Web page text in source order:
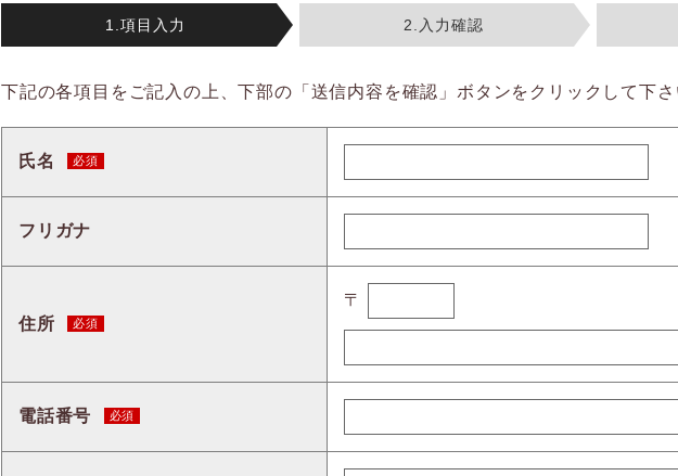
1.項目入力 2.入力確認
下記の各項目をご記入の上、下部の「送信内容を確認」ボタンをクリックして下さ
氏名
フリガナ
住所
〒
電話番号